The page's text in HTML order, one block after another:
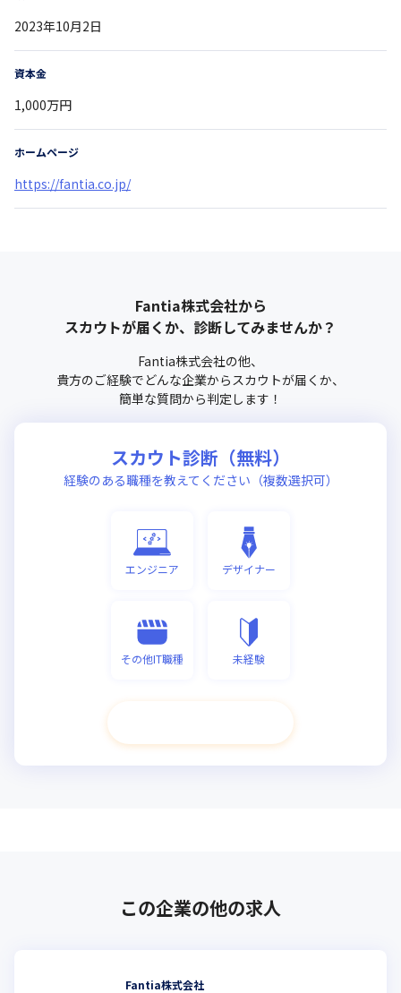
2023年10月2日
資本金
1,000万円
ホームページ
https://fantia.co.jp/
Fantia株式会社から
スカウトが届くか、診断してみませんか？
Fantia株式会社の他、
貴方のご経験でどんな企業からスカウトが届くか、
簡単な質問から判定します！
スカウト診断（無料）
経験のある職種を教えてください（複数選択可）
エンジニア デザイナー
その他IT職種 未経験
この企業の他の求人
Fantia株式会社